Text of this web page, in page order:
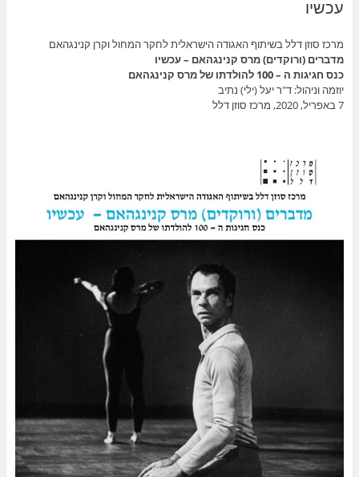
עכשיו
מרכז סוזן דלל בשיתוף האגודה הישראלית לחקר המחול וקרן קנינגהאם
מדברים (ורוקדים) מרס קנינגהאם – עכשיו
כנס חגיגות ה – 100 להולדתו של מרס קנינגהאם
יוזמה וניהול: ד"ר יעל (ילי) נתיב
7 באפריל, 2020, מרכז סוזן דלל